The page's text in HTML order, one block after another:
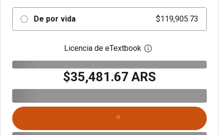
De por vida $119,905.73
Licencia de eTextbook Abre el cuadro de
$35,481.67 ARS